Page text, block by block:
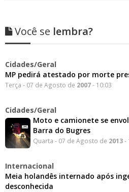
Você se lembra?
Cidades/Geral
MP pedirá atestado por morte
Terça - 07 de Agosto de 2007- 10:03
Cidades/Geral
Moto e camionete se
Barra do Bugres
Quarta - 07 de Agosto de 2013-
Internacional
Meia holandês internado após
desconhecida